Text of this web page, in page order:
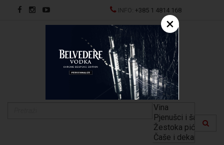
INFO:+385 1 4814 168
EN
×